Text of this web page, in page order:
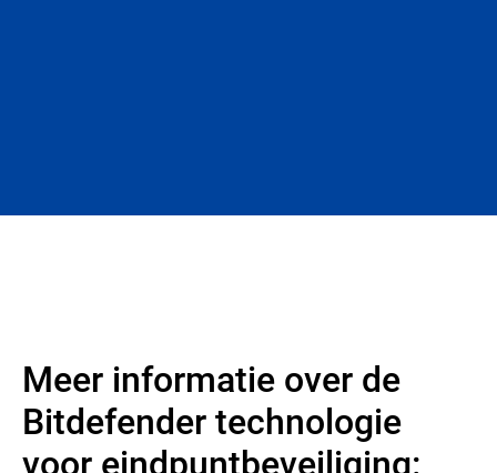
Meer informatie over de
Bitdefender technologie
voor eindpuntbeveiliging: